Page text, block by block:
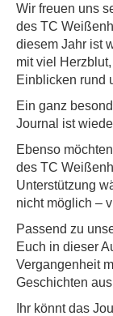
Wir freuen uns
des TC
diesem Jahr ist
mit viel
Einblicken rund
Ein ganz
Journal ist
Ebenso
des TC
Unterstützung
nicht möglich –
Passend zu
Euch in dieser
Vergangenheit
Geschichten
Ihr könnt das